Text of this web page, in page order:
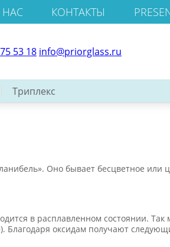
КОНТАКТЫ
53 18 info@priorglass.ru
Триплекс
Оно бывает бесцветное или
в расплавленном состоянии. Так
Благодаря оксидам получают